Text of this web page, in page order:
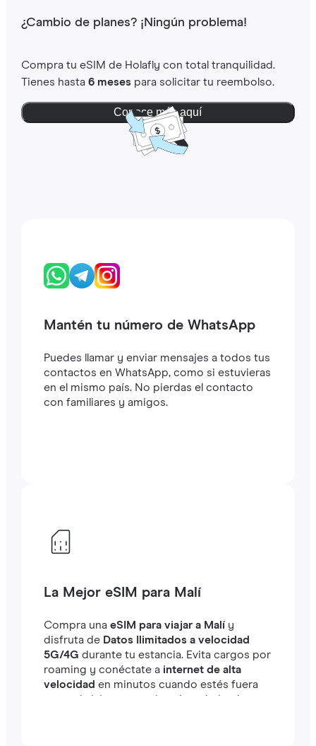
¿Cambio de planes? ¡Ningún problema!
Compra tu eSIM de Holafly con total tranquilidad.
Tienes hasta 6 mesespara solicitar tu reembolso.
Conoce más aquí
Mantén tu número de WhatsApp
Puedes llamar y enviar mensajes a todos tus
contactos en WhatsApp, como si estuvieras
en el mismo país. No pierdas el contacto
con familiares y amigos.
La Mejor eSIM para Malí
Compra una eSIM para viajar a Malíy
disfruta de Datos Ilimitados a velocidad
5G/4G durante tu estancia. Evita cargos por
roaming y conéctate a internet de alta
velocidad en minutos cuando estés fuera
tanto si viajas como si estás trabajando.